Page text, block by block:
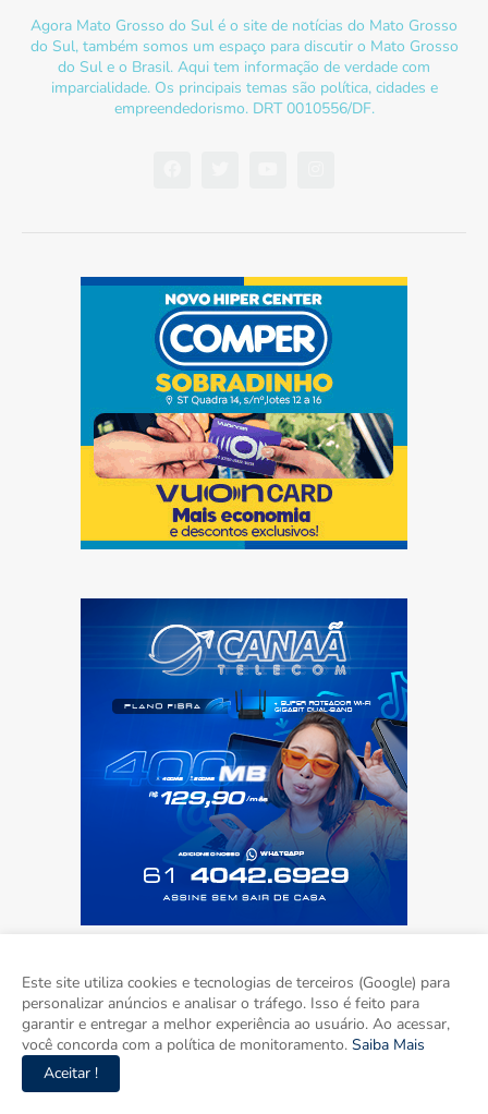
Agora Mato Grosso do Sul é o site de notícias do Mato Grosso
do Sul, também somos um espaço para discutir o Mato Grosso
do Sul e o Brasil. Aqui tem informação de verdade com
imparcialidade. Os principais temas são política, cidades e
empreendedorismo. DRT 0010556/DF.
Este site utiliza cookies e tecnologias de terceiros (Google) para
personalizar anúncios e analisar o tráfego. Isso é feito para
garantir e entregar a melhor experiência ao usuário. Ao acessar,
você concorda com a política de monitoramento. Saiba Mais
Aceitar !